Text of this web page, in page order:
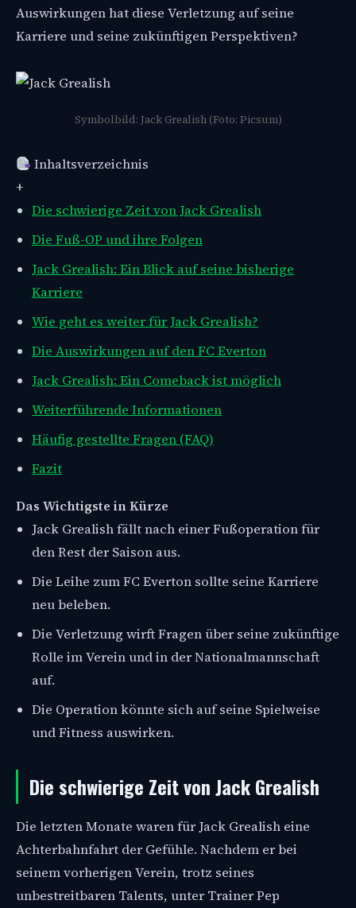
Auswirkungen hat diese Verletzung auf seine
Karriere und seine zukünftigen Perspektiven?
Symbolbild: Jack Grealish (Foto: Picsum)
Inhaltsverzeichnis
+
Die schwierige Zeit von Jack Grealish
Die Fuß-OP und ihre Folgen
Jack Grealish: Ein Blick auf seine bisherige
Karriere
Wie geht es weiter für Jack Grealish?
Die Auswirkungen auf den FC Everton
Jack Grealish: Ein Comeback ist möglich
Weiterführende Informationen
Häufig gestellte Fragen (FAQ)
Fazit
Das Wichtigste in Kürze
Jack Grealish fällt nach einer Fußoperation für
den Rest der Saison aus.
Die Leihe zum FC Everton sollte seine Karriere
neu beleben.
Die Verletzung wirft Fragen über seine zukünftige
Rolle im Verein und in der Nationalmannschaft
auf.
Die Operation könnte sich auf seine Spielweise
und Fitness auswirken.
Die schwierige Zeit von Jack Grealish
Die letzten Monate waren für Jack Grealish eine
Achterbahnfahrt der Gefühle. Nachdem er bei
seinem vorherigen Verein, trotz seines
unbestreitbaren Talents, unter Trainer Pep